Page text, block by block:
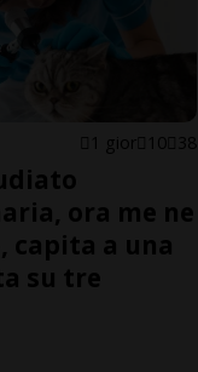
1 gior 10 38
ora me ne
capita a una
su tre